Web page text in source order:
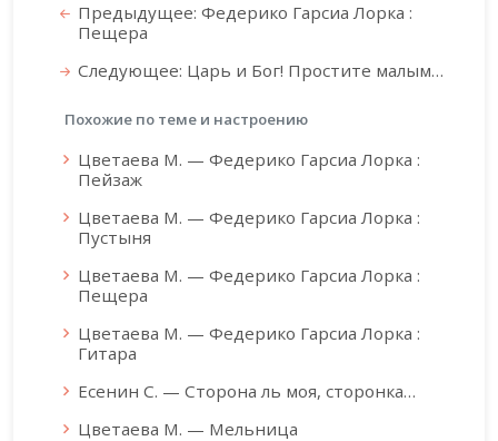
Предыдущее: Федерико Гарсиа Лорка :
Пещера
Следующее: Царь и Бог! Простите малым…
Похожие по теме и настроению
Цветаева М. — Федерико Гарсиа Лорка :
Пейзаж
Цветаева М. — Федерико Гарсиа Лорка :
Пустыня
Цветаева М. — Федерико Гарсиа Лорка :
Пещера
Цветаева М. — Федерико Гарсиа Лорка :
Гитара
Есенин С. — Сторона ль моя, сторонка…
Цветаева М. — Мельница